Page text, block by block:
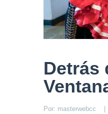
Detrás
Por: masterwebcc